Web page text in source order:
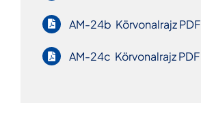
AM-24b Körvonalrajz PDF
AM-24c Körvonalrajz PDF